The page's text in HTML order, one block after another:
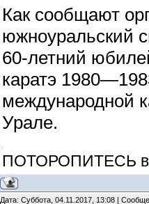
Как сообщают
южноуральский
60-летний
каратэ
международной
Урале.
ПОТОРОПИТЕСЬ
Дата: Суббота, 04.11.2017, 13:08 |